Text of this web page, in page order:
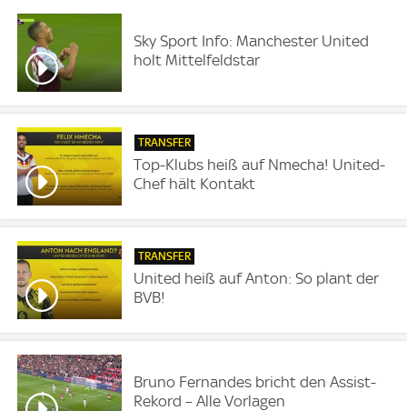
Sky Sport Info: Manchester United
holt Mittelfeldstar
TRANSFER
Top-Klubs heiß auf Nmecha! United-
Chef hält Kontakt
TRANSFER
United heiß auf Anton: So plant der
BVB!
Bruno Fernandes bricht den Assist-
Rekord – Alle Vorlagen